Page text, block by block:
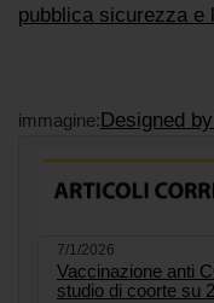
pubblica sicurezza e
immagine: Designed
7/1/2026
Vaccinazione anti
studio di coorte su